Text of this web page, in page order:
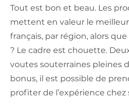
Tout est bon et beau. Les
mettent en valeur le
français, par région, alors
? Le cadre est chouette.
voutes souterraines pleines
bonus, il est possible de
profiter de l’expérience chez